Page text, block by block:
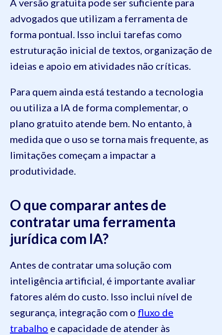
A versão gratuita pode ser suficiente para
advogados que utilizam a ferramenta de
forma pontual. Isso inclui tarefas como
estruturação inicial de textos, organização de
ideias e apoio em atividades não críticas.
Para quem ainda está testando a tecnologia
ou utiliza a IA de forma complementar, o
plano gratuito atende bem. No entanto, à
medida que o uso se torna mais frequente, as
limitações começam a impactar a
produtividade.
O que comparar antes de
contratar uma ferramenta
jurídica com IA?
Antes de contratar uma solução com
inteligência artificial, é importante avaliar
fatores além do custo. Isso inclui nível de
segurança, integração com o fluxo de
trabalho e capacidade de atender às